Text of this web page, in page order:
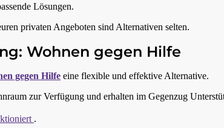
Lösungen.
privaten Angeboten sind Alternativen selten.
Wohnen gegen Hilfe
gegen Hilfe eine flexible und effektive Alternative.
zur Verfügung und erhalten im Gegenzug
.